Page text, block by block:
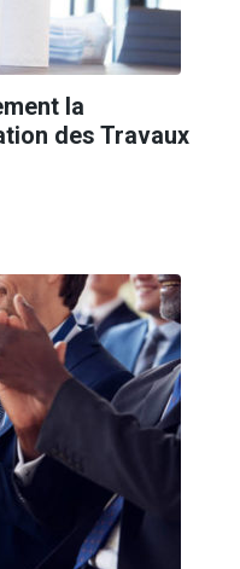
la
des Travaux